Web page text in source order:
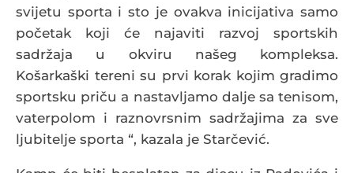
svijetu sporta i sto je ovakva inicijativa samo
početak koji će najaviti razvoj sportskih
sadržaja u okviru našeg kompleksa.
Košarkaški tereni su prvi korak kojim gradimo
sportsku priču a nastavljamo dalje sa tenisom,
vaterpolom i raznovrsnim sadržajima za sve
ljubitelje sporta “, kazala je Starčević.